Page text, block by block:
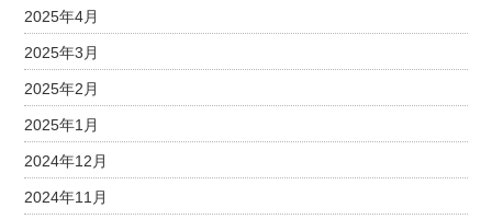
2025年4月
2025年3月
2025年2月
2025年1月
2024年12月
2024年11月